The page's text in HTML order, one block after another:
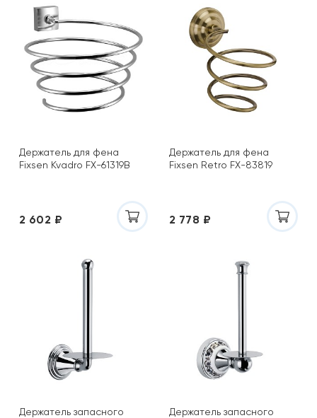
Держатель для фена
Fixsen Kvadro FX-61319B
2 602 ₽
Держатель для фена
Fixsen Retro FX-83819
2 778 ₽
Держатель запасного
Держатель запасного